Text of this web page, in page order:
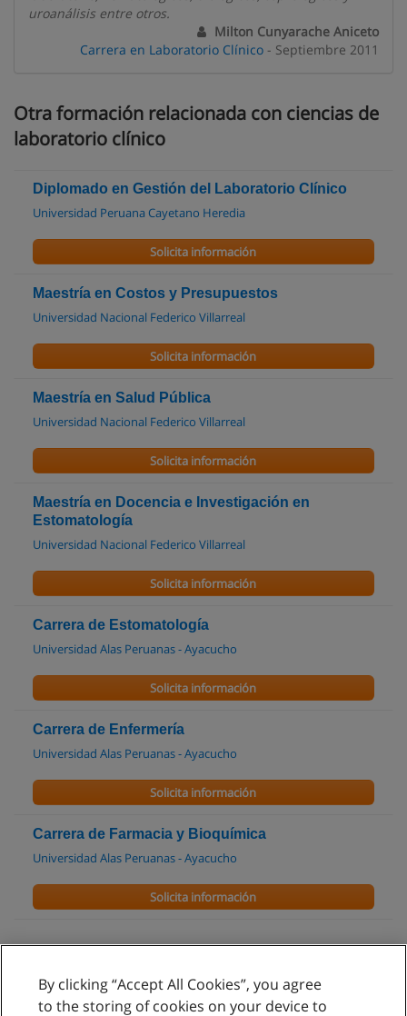
uroanálisis entre otros.
Milton Cunyarache Aniceto
Carrera en Laboratorio Clínico - Septiembre 2011
Otra formación relacionada con ciencias de
laboratorio clínico
Diplomado en Gestión del Laboratorio Clínico
Universidad Peruana Cayetano Heredia
Solicita información
Maestría en Costos y Presupuestos
Universidad Nacional Federico Villarreal
Solicita información
Maestría en Salud Pública
Universidad Nacional Federico Villarreal
Solicita información
Maestría en Docencia e Investigación en
Estomatología
Universidad Nacional Federico Villarreal
Solicita información
Carrera de Estomatología
Universidad Alas Peruanas - Ayacucho
Solicita información
Carrera de Enfermería
Universidad Alas Peruanas - Ayacucho
Solicita información
Carrera de Farmacia y Bioquímica
Universidad Alas Peruanas - Ayacucho
Solicita información
Reglas de uso
By clicking “Accept All Cookies”, you agree
to the storing of cookies on your device to